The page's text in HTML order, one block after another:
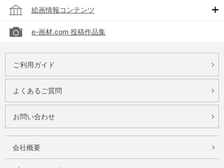
絵画情報コンテンツ
e-画材.com 投稿作品集
ご利用ガイド
よくあるご質問
お問い合わせ
会社概要